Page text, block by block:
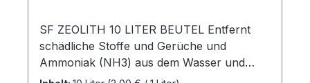
SF ZEOLITH 10 LITER BEUTEL Entfernt
schädliche Stoffe und Gerüche und
Ammoniak (NH3) aus dem Wasser und
beugt auf diese Weise Algenwachs­tum und